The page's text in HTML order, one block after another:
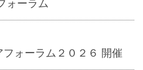
ォーラム
ォーラム２０２６ 開催